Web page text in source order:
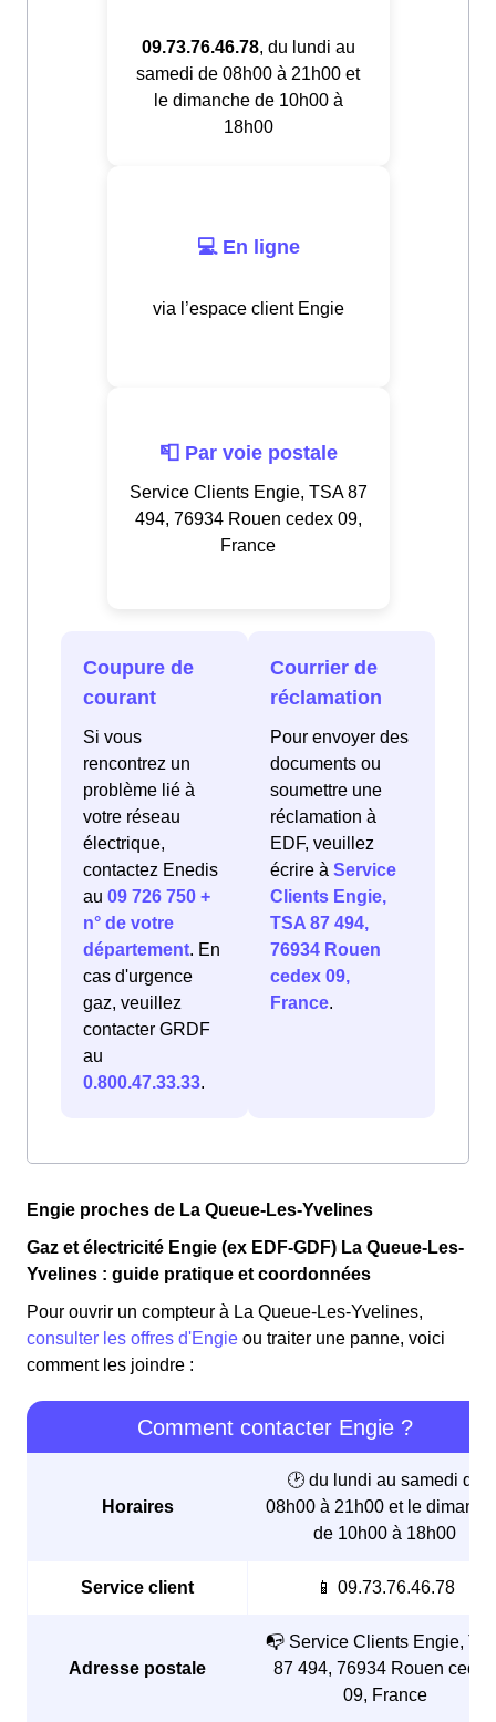
09.73.76.46.78, du lundi au
samedi de 08h00 à 21h00 et
le dimanche de 10h00 à
18h00
💻 En ligne
via l’espace client Engie
📮 Par voie postale
Service Clients Engie, TSA 87
494, 76934 Rouen cedex 09,
France
Coupure de
courant
Si vous
rencontrez un
problème lié à
votre réseau
électrique,
contactez Enedis
au 09 726 750 +
n° de votre
département. En
cas d'urgence
gaz, veuillez
contacter GRDF
au
0.800.47.33.33.
Courrier de
réclamation
Pour envoyer des
documents ou
soumettre une
réclamation à
EDF, veuillez
écrire à Service
Clients Engie,
TSA 87 494,
76934 Rouen
cedex 09,
France.
Engie proches de La Queue-Les-Yvelines
Gaz et électricité Engie (ex EDF-GDF) La Queue-Les-
Yvelines : guide pratique et coordonnées
Pour ouvrir un compteur à La Queue-Les-Yvelines,
consulter les offres d'Engie ou traiter une panne, voici
comment les joindre :
Comment contacter Engie ?
Horaires
🕑 du lundi au samedi de
08h00 à 21h00 et le
de 10h00 à 18h00
Service client 📱 09.73.76.46.78
Adresse postale
📭 Service Clients Engie,
87 494, 76934 Rouen cedex
09, France